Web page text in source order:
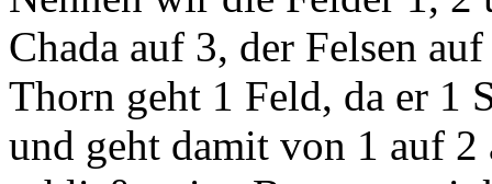
Chada auf 3, der Felsen
Thorn geht 1 Feld, da er 1
und geht damit von 1 auf 2